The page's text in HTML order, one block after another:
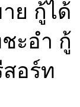
ย กู้ได้
ะอำ กู้
อร์ท